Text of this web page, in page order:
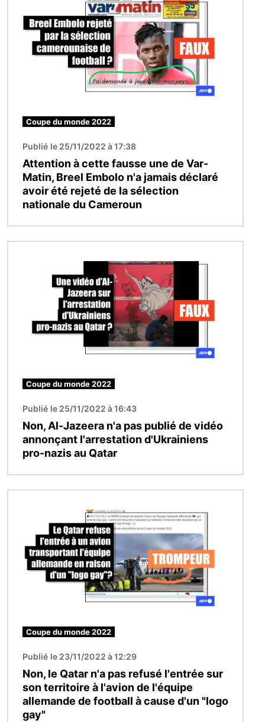
Coupe du monde 2022
Publié le 25/11/2022 à 17:38
Attention à cette fausse une de Var-
Matin, Breel Embolo n'a jamais déclaré
avoir été rejeté de la sélection
nationale du Cameroun
Coupe du monde 2022
Publié le 25/11/2022 à 16:43
Non, Al-Jazeera n'a pas publié de vidéo
annonçant l'arrestation d'Ukrainiens
pro-nazis au Qatar
Coupe du monde 2022
Publié le 23/11/2022 à 12:29
Non, le Qatar n'a pas refusé l'entrée sur
son territoire à l'avion de l'équipe
allemande de football à cause d'un "logo
gay"